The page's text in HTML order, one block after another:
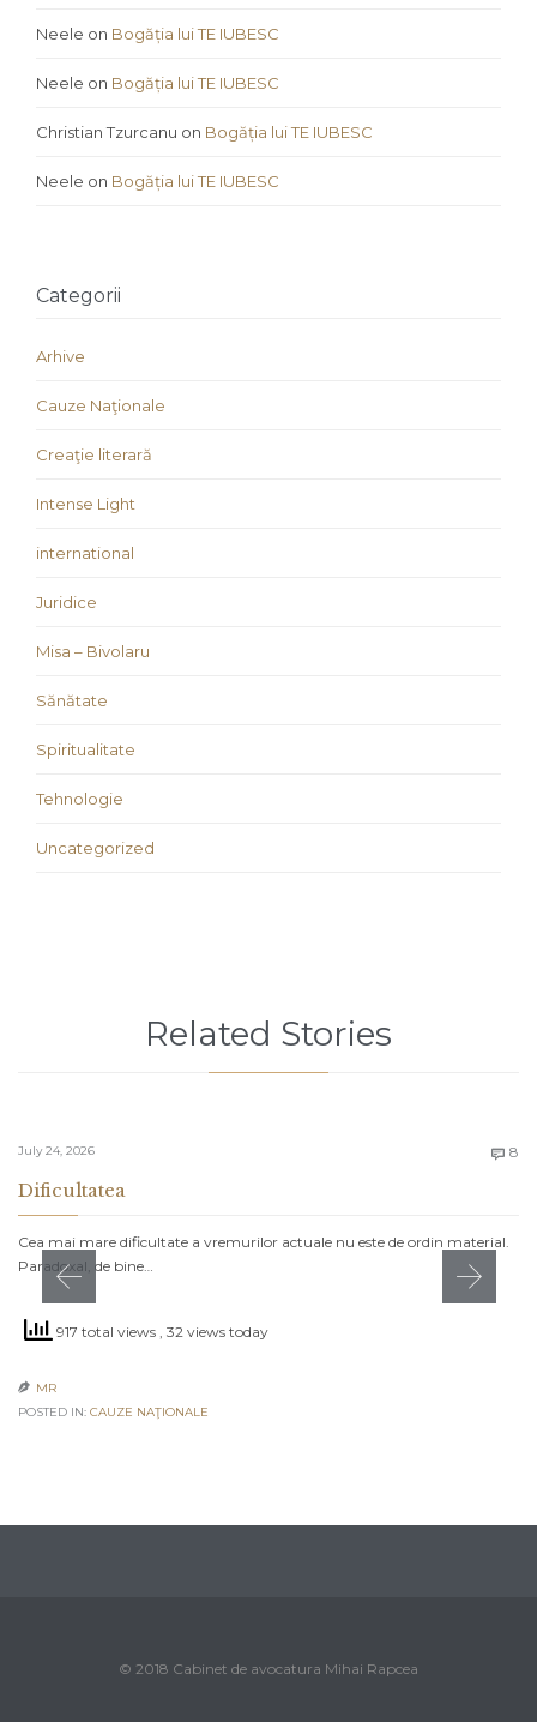
Neele on Bogăția lui TE IUBESC
Neele on Bogăția lui TE IUBESC
Christian Tzurcanu on Bogăția lui TE IUBESC
Neele on Bogăția lui TE IUBESC
Categorii
Arhive
Cauze Naţionale
Creaţie literară
Intense Light
international
Juridice
Misa – Bivolaru
Sănătate
Spiritualitate
Tehnologie
Uncategorized
Related Stories
July 24, 2026  8
Dificultatea
Cea mai mare dificultate a vremurilor actuale nu este de ordin material.
Paradoxal, de bine…
917 total views , 32 views today
 MR
POSTED IN: CAUZE NAŢIONALE
© 2018 Cabinet de avocatura Mihai Rapcea